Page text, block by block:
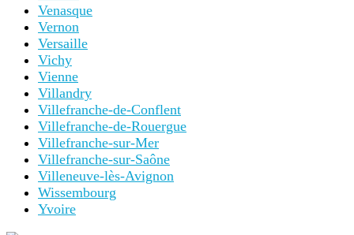
Venasque
Vernon
Versaille
Vichy
Vienne
Villandry
Villefranche-de-Conflent
Villefranche-de-Rouergue
Villefranche-sur-Mer
Villefranche-sur-Saône
Villeneuve-lès-Avignon
Wissembourg
Yvoire